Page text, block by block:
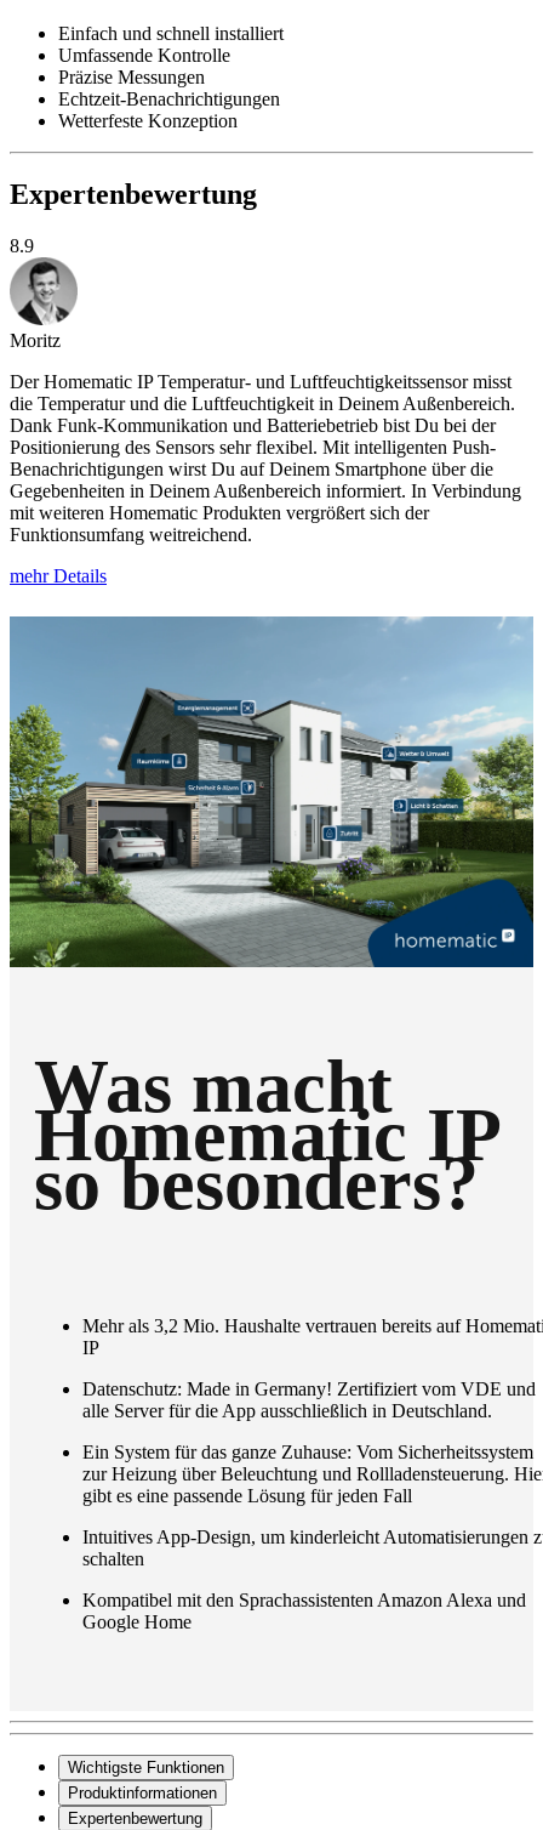
Einfach und schnell installiert
Umfassende Kontrolle
Präzise Messungen
Echtzeit-Benachrichtigungen
Wetterfeste Konzeption
Expertenbewertung
8.9
Moritz
Der Homematic IP Temperatur- und Luftfeuchtigkeitssensor misst
die Temperatur und die Luftfeuchtigkeit in Deinem Außenbereich.
Dank Funk-Kommunikation und Batteriebetrieb bist Du bei der
Positionierung des Sensors sehr flexibel. Mit intelligenten Push-
Benachrichtigungen wirst Du auf Deinem Smartphone über die
Gegebenheiten in Deinem Außenbereich informiert. In Verbindung
mit weiteren Homematic Produkten vergrößert sich der
Funktionsumfang weitreichend.
mehr Details
Was macht
Homematic IP
so besonders?
Mehr als 3,2 Mio. Haushalte vertrauen bereits auf
IP
Datenschutz: Made in Germany! Zertifiziert vom VDE und
alle Server für die App ausschließlich in Deutschland.
Ein System für das ganze Zuhause: Vom Sicherheitssystem
zur Heizung über Beleuchtung und Rollladensteuerung.
gibt es eine passende Lösung für jeden Fall
Intuitives App-Design, um kinderleicht Automatisierungen
schalten
Kompatibel mit den Sprachassistenten Amazon Alexa und
Google Home
Wichtigste Funktionen
Produktinformationen
Expertenbewertung